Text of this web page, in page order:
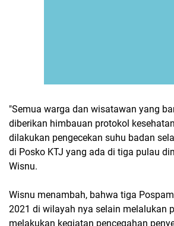
"Semua warga dan wisatawan yang
diberikan himbauan protokol
dilakukan pengecekan suhu badan
di Posko KTJ yang ada di tiga pulau
Wisnu.
Wisnu menambah, bahwa tiga
2021 di wilayah nya selain melalukan
melakukan kegiatan pencegahan